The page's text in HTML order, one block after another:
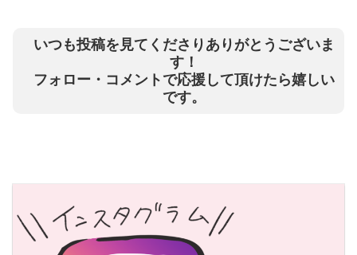
いつも投稿を見てくださりありがとうございま
す！
フォロー・コメントで応援して頂けたら嬉しい
です。